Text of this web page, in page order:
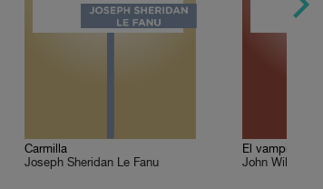
Carmilla
Joseph Sheridan Le Fanu
El vampiro
John William